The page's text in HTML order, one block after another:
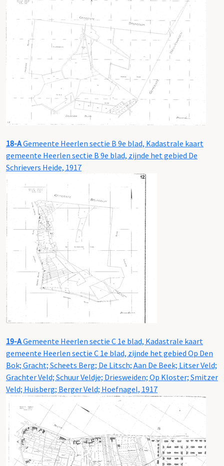
18-AGemeente Heerlen sectie B 9e blad, Kadastrale kaart
gemeente Heerlen sectie B 9e blad, zijnde het gebied De
Schrievers Heide, 1917
19-AGemeente Heerlen sectie C 1e blad, Kadastrale kaart
gemeente Heerlen sectie C 1e blad, zijnde het gebied Op Den
Bok; Gracht; Scheets Berg; De Litsch; Aan De Beek; Litser Veld;
Grachter Veld; Schuur Veldje; Driesweiden; Op Kloster; Smitzer
Veld; Huisberg; Berger Veld; Hoefnagel, 1917